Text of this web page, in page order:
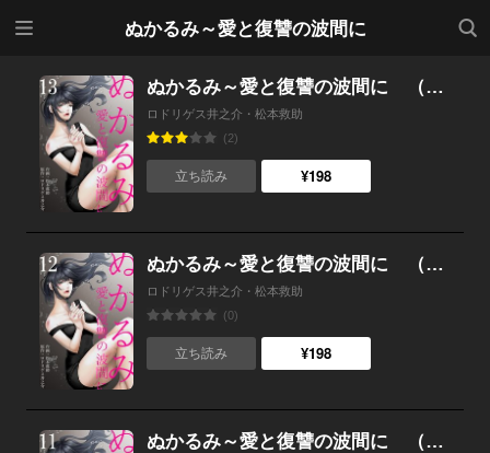
ぬかるみ～愛と復讐の波間に
検索
ぬかるみ～愛と復讐の波間に （13）
ロドリゲス井之介・松本救助
(2)
立ち読み ¥198
ぬかるみ～愛と復讐の波間に （12）
ロドリゲス井之介・松本救助
(0)
立ち読み ¥198
ぬかるみ～愛と復讐の波間に （11）